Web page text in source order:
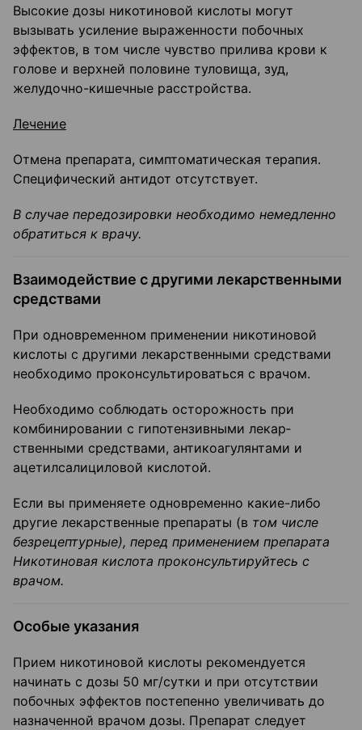
Высокие дозы никотиновой кислоты могут
вызывать усиление выраженности побочных
эффектов, в том числе чувство прилива крови к
голове и верхней половине туловища, зуд,
желудочно-кишечные расстройства.
Лечение
Отмена препарата, симптоматическая терапия.
Специфический антидот отсутствует.
В случае передозировки необходимо немедленно
обратиться к врачу.
Взаимодействие с другими лекарственными
средствами
При одновременном применении никотиновой
кислоты с другими лекарственными сред­ствами
необходимо проконсультироваться с врачом.
Необходимо соблюдать осторожность при
комбинировании с гипотензивными лекар­
ственными средствами, антикоагулянтами и
ацетилсалициловой кислотой.
Если вы применяете одновременно какие-либо
другие лекарственные препараты (в том числе
безрецептурные), перед применением препарата
Никотиновая кислота про­консультируйтесь с
врачом.
Особые указания
Прием никотиновой кислоты рекомендуется
начинать с дозы 50 мг/сутки и при отсут­ствии
побочных эффектов постепенно увеличивать до
назначенной врачом дозы. Препа­рат следует